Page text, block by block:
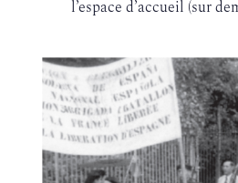
l’espace d’accueil (sur